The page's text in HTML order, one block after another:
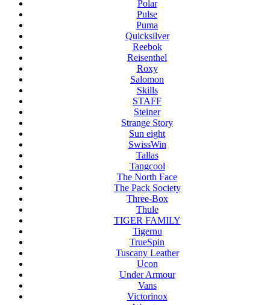
Polar
Pulse
Puma
Quicksilver
Reebok
Reisenthel
Roxy
Salomon
Skills
STAFF
Steiner
Strange Story
Sun eight
SwissWin
Tallas
Tangcool
The North Face
The Pack Society
Three-Box
Thule
TIGER FAMILY
Tigernu
TrueSpin
Tuscany Leather
Ucon
Under Armour
Vans
Victorinox